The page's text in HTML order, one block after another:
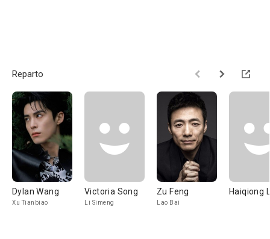
Reparto
Dylan Wang
Xu Tianbiao
Victoria Song
Li Simeng
Zu Feng
Lao Bai
Haiqiong